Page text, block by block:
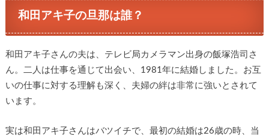
和田アキ子の旦那は誰？
和田アキ子さんの夫は、テレビ局カメラマン出身の飯塚浩司さ
ん。二人は仕事を通じて出会い、1981年に結婚しました。お互
いの仕事に対する理解も深く、夫婦の絆は非常に強いとされて
います。
実は和田アキ子さんはバツイチで、最初の結婚は26歳の時、当